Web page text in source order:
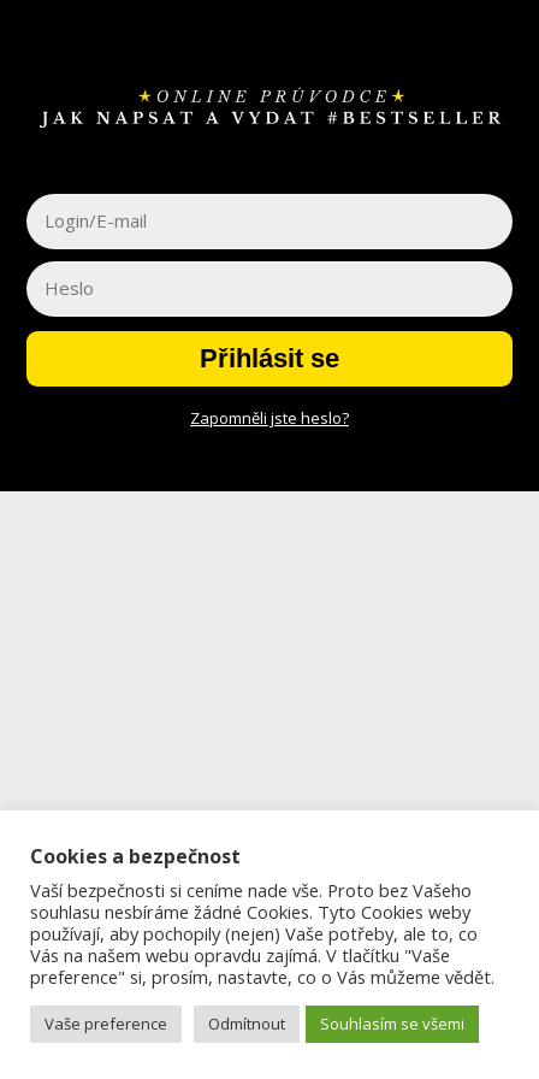
Přihlásit se
Zapomněli jste heslo?
Cookies a bezpečnost
Vaší bezpečnosti si ceníme nade vše. Proto bez Vašeho
souhlasu nesbíráme žádné Cookies. Tyto Cookies weby
používají, aby pochopily (nejen) Vaše potřeby, ale to, co
Vás na našem webu opravdu zajímá. V tlačítku "Vaše
preference" si, prosím, nastavte, co o Vás můžeme vědět.
Vaše preference Odmítnout Souhlasím se všemi